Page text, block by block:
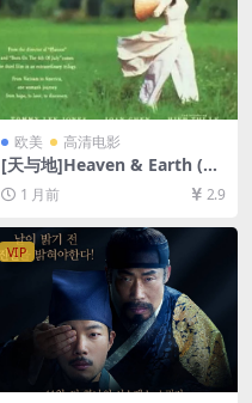
欧美 高清电影
[天与地]Heaven & Earth (19
93)[百度网盘+夸克网盘1080P
超清未删减资源][网盘在线播
幕]
1 月前 2.9
VIP